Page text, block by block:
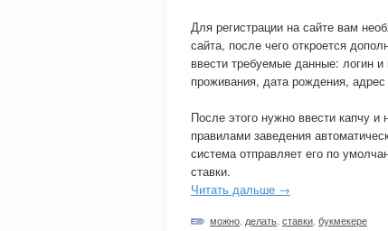
Для регистрации на сайте вам
сайта, после чего откроется
ввести требуемые данные: логин
проживания, дата рождения,
После этого нужно ввести капчу
правилами заведения
система отправляет его по
ставки.
Читать дальше →
можно делать ставки букмекере